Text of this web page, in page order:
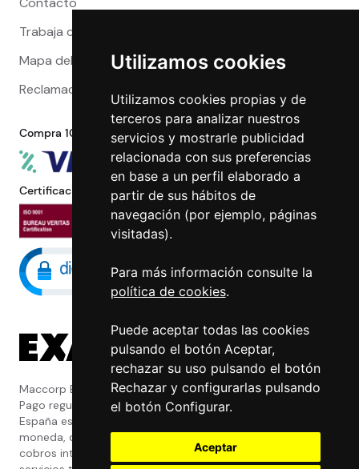
Utilizamos cookies
Utilizamos cookies propias y de
terceros para analizar nuestros
servicios y mostrarle publicidad
relacionada con sus preferencias
en base a un perfil elaborado a
partir de sus hábitos de
navegación (por ejemplo, páginas
visitadas).
Para más información consulte la
política de cookies.
Puede aceptar todas las cookies
pulsando el botón Aceptar,
rechazar su uso pulsando el botón
Rechazar y configurarlas pulsando
el botón Configurar.
Aceptar
Trabaja con nosotros
Mapa del sitio
Reclamaciones
Compra 100% segura
Certificaciones
Maccorp Exact Change es una Entidad de
Pago regulada y con licencia del Banco de
España especializada en cambio de
moneda, divisas, transferencias, pagos y
cobros internacionales que presta estos